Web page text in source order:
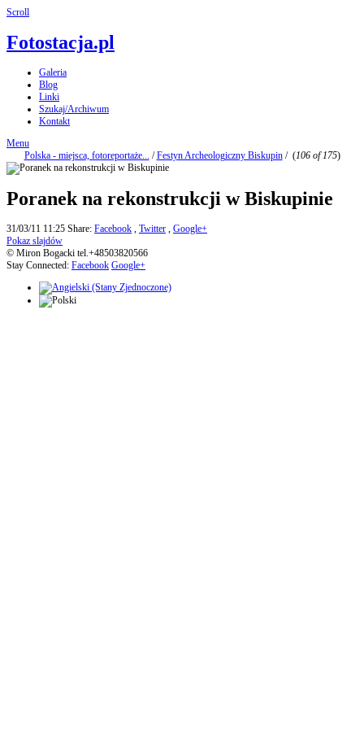
Scroll
Fotostacja.pl
Galeria
Blog
Linki
Szukaj/Archiwum
Kontakt
Menu
Polska - miejsca, fotoreportaże... /Festyn Archeologiczny Biskupin/ (106 of 175)
Poranek na rekonstrukcji w Biskupinie
31/03/11 11:25 Share: Facebook , Twitter , Google+
Pokaz slajdów
© Miron Bogacki tel.+48503820566
Stay Connected: Facebook Google+